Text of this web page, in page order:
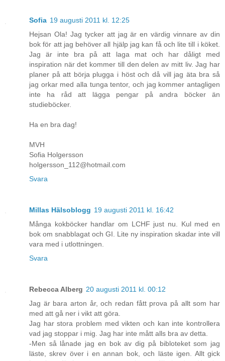
Sofia 19 augusti 2011 kl. 12:25
Hejsan Ola! Jag tycker att jag är en värdig vinnare av din
bok för att jag behöver all hjälp jag kan få och lite till i köket.
Jag är inte bra på att laga mat och har dåligt med
inspiration när det kommer till den delen av mitt liv. Jag har
planer på att börja plugga i höst och då vill jag äta bra så
jag orkar med alla tunga tentor, och jag kommer antagligen
inte ha råd att lägga pengar på andra böcker än
studieböcker.
Ha en bra dag!
MVH
Sofia Holgersson
holgersson_112@hotmail.com
Svara
Millas Hälsoblogg 19 augusti 2011 kl. 16:42
Många kokböcker handlar om LCHF just nu. Kul med en
bok om snabblagat och GI. Lite ny inspiration skadar inte vill
vara med i utlottningen.
Svara
Rebecca Alberg 20 augusti 2011 kl. 00:12
Jag är bara arton år, och redan fått prova på allt som har
med att gå ner i vikt att göra.
Jag har stora problem med vikten och kan inte kontrollera
vad jag stoppar i mig. Jag har inte mått alls bra av detta.
-Men så lånade jag en bok av dig på bibloteket som jag
läste, skrev över i en annan bok, och läste igen. Allt gick